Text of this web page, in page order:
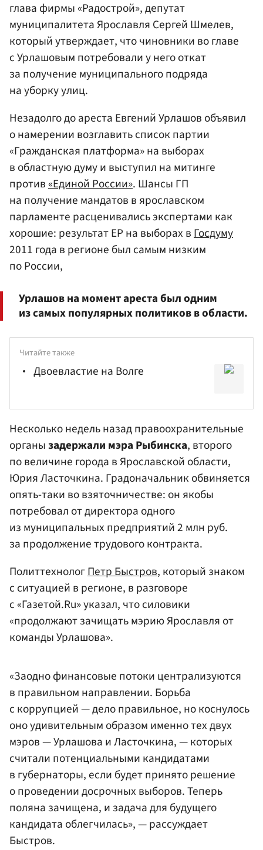
глава фирмы «Радострой», депутат
муниципалитета Ярославля Сергей Шмелев,
который утверждает, что чиновники во главе
с Урлашовым потребовали у него откат
за получение муниципального подряда
на уборку улиц.
Незадолго до ареста Евгений Урлашов объявил
о намерении возглавить список партии
«Гражданская платформа» на выборах
в областную думу и выступил на митинге
против«Единой России». Шансы ГП
на получение мандатов в ярославском
парламенте расценивались экспертами как
хорошие: результат ЕР на выборах вГосдуму
2011 года в регионе был самым низким
по России,
Урлашов на момент ареста был одним
из самых популярных политиков в области.
Читайте также
Двоевластие на Волге
Несколько недель назадправоохранительные
органызадержали мэра Рыбинска, второго
по величине города в Ярославской области,
Юрия Ласточкина. Градоначальник обвиняется
опять-таки во взяточничестве: он якобы
потребовал от директора одного
из муниципальных предприятий 2 млн руб.
за продолжение трудового контракта.
ПолиттехнологПетр Быстров, который знаком
с ситуацией в регионе, в разговоре
с «Газетой.Ru» указал, что силовики
«продолжают зачищать мэрию Ярославля от
команды Урлашова».
«Заодно финансовые потоки централизуются
в правильном направлении. Борьба
с коррупцией — дело правильное, но коснулось
оно удивительным образом именно тех двух
мэров — Урлашова и Ласточкина, — которых
считали потенциальными кандидатами
в губернаторы, если будет принято решение
о проведении досрочных выборов. Теперь
поляна зачищена, и задача для будущего
кандидата облегчилась», — рассуждает
Быстров.